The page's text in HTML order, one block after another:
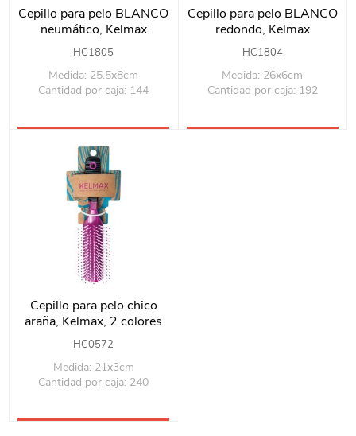
Cepillo para pelo BLANCO
neumático, Kelmax
HC1805
Medida: 25.5x8cm
Cantidad por caja: 144
Cepillo para pelo BLANCO
redondo, Kelmax
HC1804
Medida: 26x6cm
Cantidad por caja: 192
Cepillo para pelo chico
araña, Kelmax, 2 colores
HC0572
Medida: 21x3cm
Cantidad por caja: 240